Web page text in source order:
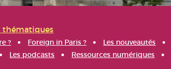
thématiques
? Foreign in Paris ? Les nouveautés
Les podcasts Ressources numériques